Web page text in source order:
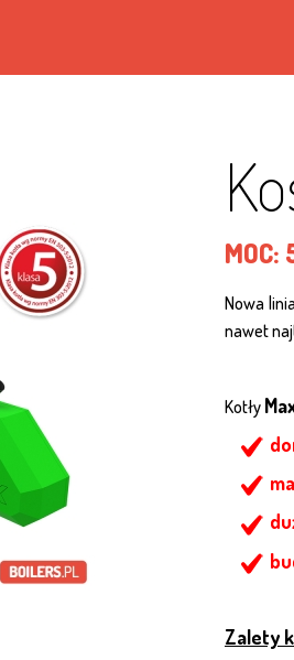
MOC:
Nowa linia
nawet
Kotły
Zalety